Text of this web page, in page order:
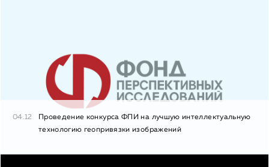
04.12
Проведение конкурса ФПИ на лучшую интеллектуальную
технологию геопривязки изображений